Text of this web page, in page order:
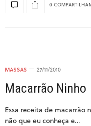
0
MASSAS 27/11/2010
Macarrão Ninho
Essa receita de macarrão
não que eu conheça e…